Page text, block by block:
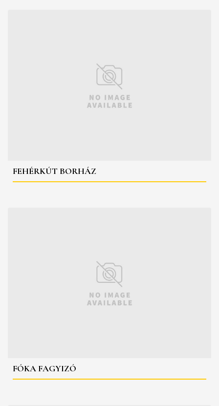
FEHÉRKÚT BORHÁZ
FÓKA FAGYIZÓ